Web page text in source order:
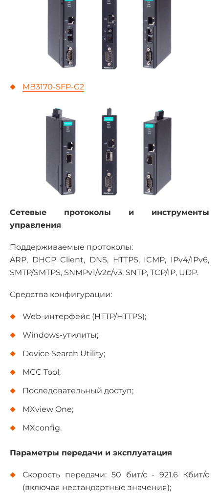
MB3170-SFP-G2
Сетевые протоколы и инструменты
управления
Поддерживаемые протоколы:
ARP, DHCP Client, DNS, HTTPS, ICMP, IPv4/IPv6,
SMTP/SMTPS, SNMPv1/v2c/v3, SNTP, TCP/IP, UDP.
Средства конфигурации:
Web-интерфейс (HTTP/HTTPS);
Windows-утилиты;
Device Search Utility;
MCC Tool;
Последовательный доступ;
MXview One;
MXconfig.
Параметры передачи и эксплуатация
Скорость передачи: 50 бит/с - 921.6 Кбит/с
(включая нестандартные значения);